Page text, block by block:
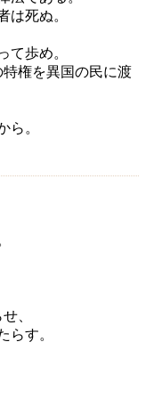
は死ぬ。
て歩め。
権を異国の民に渡
ら。
、
らす。